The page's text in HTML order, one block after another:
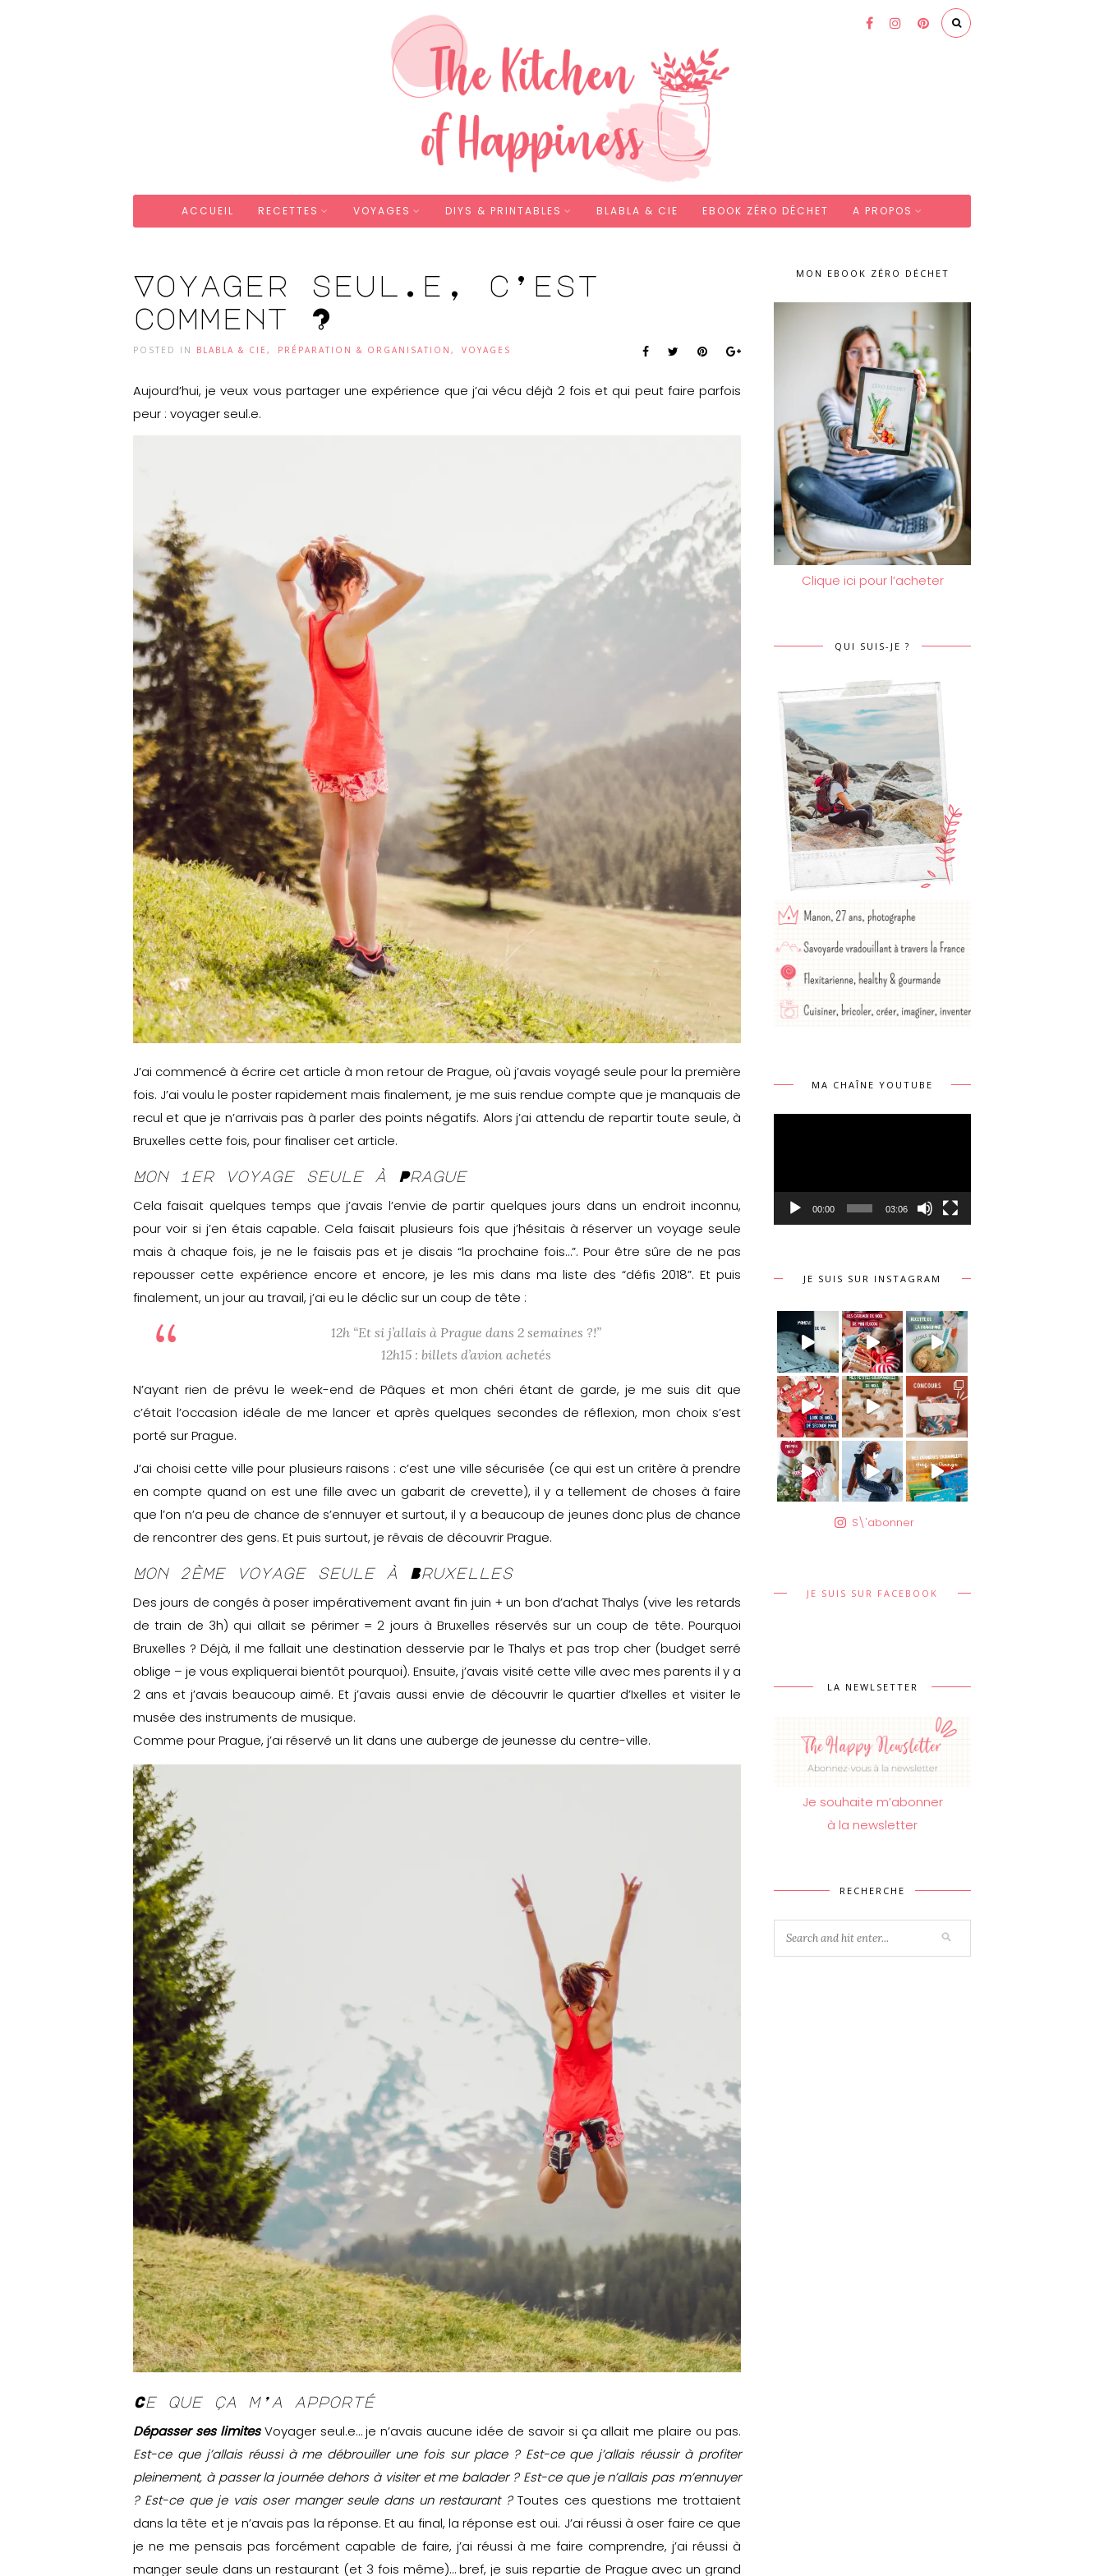
ACCUEIL RECETTES VOYAGES DIYS & PRINTABLES BLABLA & CIE EBOOK ZÉRO DÉCHET A PROPOS
Voyager seul.e, c’est
comment ?
POSTED IN BLABLA & CIE , PRÉPARATION & ORGANISATION , VOYAGES
Aujourd’hui, je veux vous partager une expérience que j’ai vécu déjà 2 fois et qui peut faire parfois
peur : voyager seul.e.
J’ai commencé à écrire cet article à mon retour de Prague, où j’avais voyagé seule pour la première
fois. J’ai voulu le poster rapidement mais finalement, je me suis rendue compte que je manquais de
recul et que je n’arrivais pas à parler des points négatifs. Alors j’ai attendu de repartir toute seule, à
Bruxelles cette fois, pour finaliser cet article.
Mon 1er voyage seule à Prague
Cela faisait quelques temps que j’avais l’envie de partir quelques jours dans un endroit inconnu,
pour voir si j’en étais capable. Cela faisait plusieurs fois que j’hésitais à réserver un voyage seule
mais à chaque fois, je ne le faisais pas et je disais “la prochaine fois…”. Pour être sûre de ne pas
repousser cette expérience encore et encore, je les mis dans ma liste des “défis 2018”. Et puis
finalement, un jour au travail, j’ai eu le déclic sur un coup de tête :
12h “Et si j’allais à Prague dans 2 semaines ?!”
12h15 : billets d’avion achetés
N’ayant rien de prévu le week-end de Pâques et mon chéri étant de garde, je me suis dit que
c’était l’occasion idéale de me lancer et après quelques secondes de réflexion, mon choix s’est
porté sur Prague.
J’ai choisi cette ville pour plusieurs raisons : c’est une ville sécurisée (ce qui est un critère à prendre
en compte quand on est une fille avec un gabarit de crevette), il y a tellement de choses à faire
que l’on n’a peu de chance de s’ennuyer et surtout, il y a beaucoup de jeunes donc plus de chance
de rencontrer des gens. Et puis surtout, je rêvais de découvrir Prague.
Mon 2ème voyage seule à Bruxelles
Des jours de congés à poser impérativement avant fin juin + un bon d’achat Thalys (vive les retards
de train de 3h) qui allait se périmer = 2 jours à Bruxelles réservés sur un coup de tête. Pourquoi
Bruxelles ? Déjà, il me fallait une destination desservie par le Thalys et pas trop cher (budget serré
oblige – je vous expliquerai bientôt pourquoi). Ensuite, j’avais visité cette ville avec mes parents il y a
2 ans et j’avais beaucoup aimé. Et j’avais aussi envie de découvrir le quartier d’Ixelles et visiter le
musée des instruments de musique.
Comme pour Prague, j’ai réservé un lit dans une auberge de jeunesse du centre-ville.
Ce que ça m’a apporté
Dépasser ses limitesVoyager seul.e… je n’avais aucune idée de savoir si ça allait me plaire ou pas.
Est-ce que j’allais réussi à me débrouiller une fois sur place ? Est-ce que j’allais réussir à profiter
pleinement, à passer la journée dehors à visiter et me balader ? Est-ce que je n’allais pas m’ennuyer
? Est-ce que je vais oser manger seule dans un restaurant ?Toutes ces questions me trottaient
dans la tête et je n’avais pas la réponse. Et au final, la réponse est oui. J’ai réussi à oser faire ce que
je ne me pensais pas forcément capable de faire, j’ai réussi à me faire comprendre, j’ai réussi à
manger seule dans un restaurant (et 3 fois même)… bref, je suis repartie de Prague avec un grand
MON EBOOK ZÉRO DÉCHET
Clique ici pour l’acheter
QUI SUIS-JE ?
MA CHAÎNE YOUTUBE
Lecteur
00:00 03:06
JE SUIS SUR INSTAGRAM
S\'abonner
JE SUIS SUR FACEBOOK
LA NEWLSETTER
Je souhaite m’abonner
à la newsletter
RECHERCHE